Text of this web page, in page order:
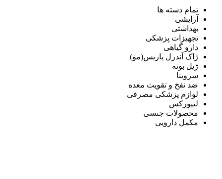
تمام دسته ها
آرایشی
بهداشتی
تجهیزات پزشکی
دارو گیاهی
ژاک آندرل پاریس(مو)
ژیل بوته
سروینا
ضد نفخ و تقویت معده
لوازم پزشکی مصرفی
لیپورکس
محصولات جنسی
مکمل دارویی